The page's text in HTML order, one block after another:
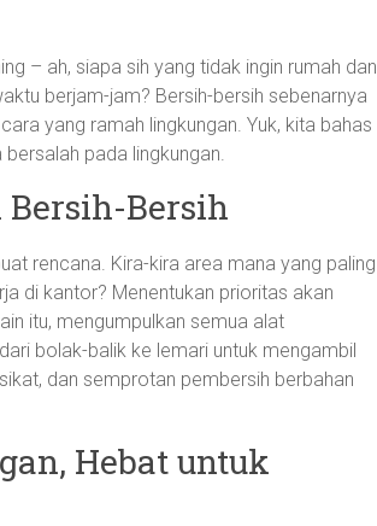
– ah, siapa sih yang tidak ingin rumah dan
berjam-jam? Bersih-bersih sebenarnya
yang ramah lingkungan. Yuk, kita bahas
pada lingkungan.
Bersih-Bersih
rencana. Kira-kira area mana yang paling
di kantor? Menentukan prioritas akan
itu, mengumpulkan semua alat
bolak-balik ke lemari untuk mengambil
dan semprotan pembersih berbahan
Hebat untuk